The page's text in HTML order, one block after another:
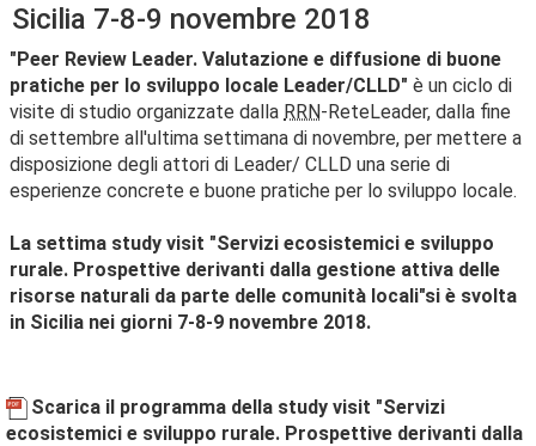
Sicilia 7-8-9 novembre 2018
"Peer Review Leader. Valutazione e diffusione di buone
pratiche per lo sviluppo locale Leader/CLLD" è un ciclo di
visite di studio organizzate dalla RRN-ReteLeader, dalla fine
di settembre all'ultima settimana di novembre, per mettere a
disposizione degli attori di Leader/ CLLD una serie di
esperienze concrete e buone pratiche per lo sviluppo locale.
La settima study visit "Servizi ecosistemici e sviluppo
rurale. Prospettive derivanti dalla gestione attiva delle
risorse naturali da parte delle comunità locali"si è svolta
in Sicilia nei giorni 7-8-9 novembre 2018.
Scarica il programma della study visit "Servizi
ecosistemici e sviluppo rurale. Prospettive derivanti dalla